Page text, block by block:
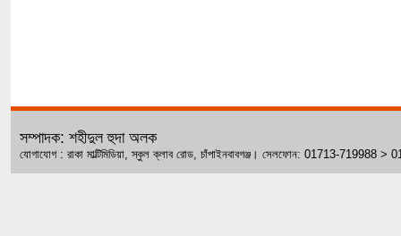
সম্পাদক: শহীদুল হুদা অলক
যোগাযোগ : রাকা মাল্টিমিডিয়া, স্কুল ক্লাব রোড, চাঁপাইনবাবগঞ্জ। সেলফোন: 01713-